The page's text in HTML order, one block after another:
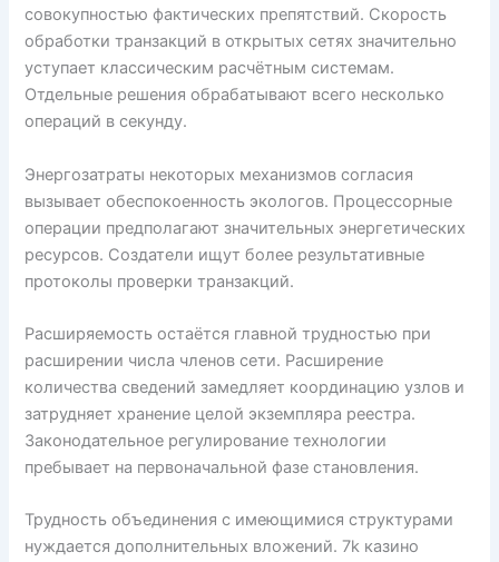
совокупностью фактических препятствий. Скорость
обработки транзакций в открытых сетях значительно
уступает классическим расчётным системам.
Отдельные решения обрабатывают всего несколько
операций в секунду.
Энергозатраты некоторых механизмов согласия
вызывает обеспокоенность экологов. Процессорные
операции предполагают значительных энергетических
ресурсов. Создатели ищут более результативные
протоколы проверки транзакций.
Расширяемость остаётся главной трудностью при
расширении числа членов сети. Расширение
количества сведений замедляет координацию узлов и
затрудняет хранение целой экземпляра реестра.
Законодательное регулирование технологии
пребывает на первоначальной фазе становления.
Трудность объединения с имеющимися структурами
нуждается дополнительных вложений. 7k казино